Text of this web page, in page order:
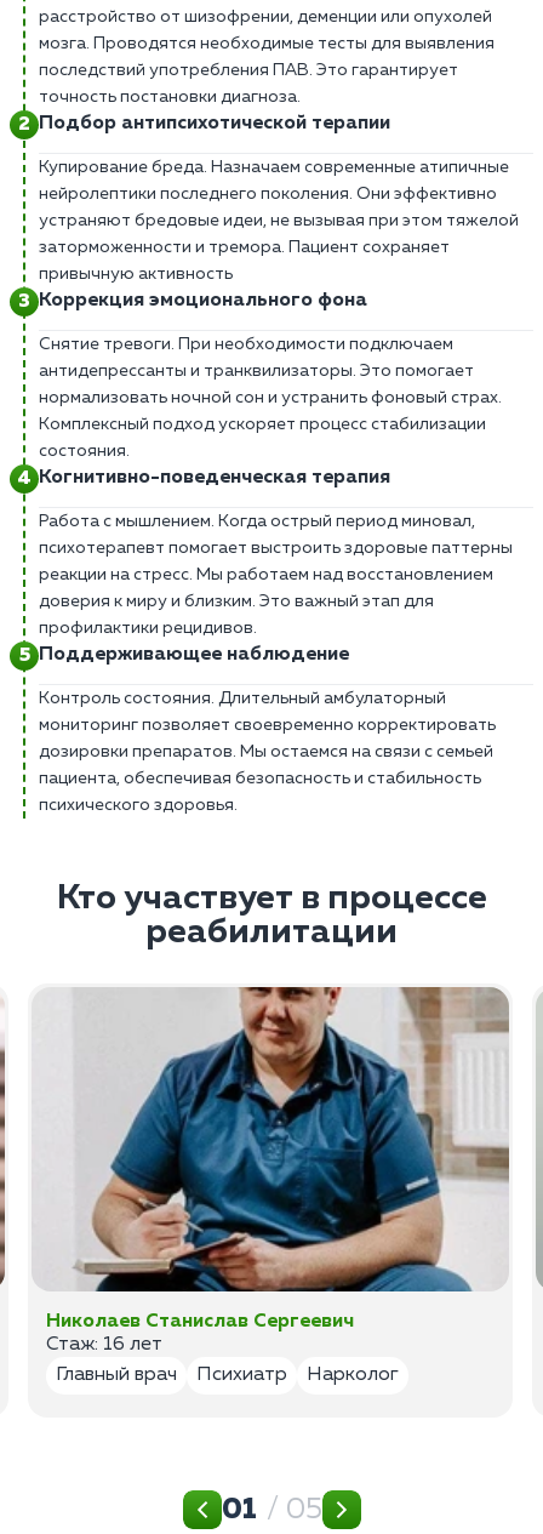
расстройство от шизофрении, деменции или опухолей
мозга. Проводятся необходимые тесты для выявления
последствий употребления ПАВ. Это гарантирует
точность постановки диагноза.
Подбор антипсихотической терапии
Купирование бреда. Назначаем современные атипичные
нейролептики последнего поколения. Они эффективно
устраняют бредовые идеи, не вызывая при этом тяжелой
заторможенности и тремора. Пациент сохраняет
привычную активность
Коррекция эмоционального фона
Снятие тревоги. При необходимости подключаем
антидепрессанты и транквилизаторы. Это помогает
нормализовать ночной сон и устранить фоновый страх.
Комплексный подход ускоряет процесс стабилизации
состояния.
Когнитивно-поведенческая терапия
Работа с мышлением. Когда острый период миновал,
психотерапевт помогает выстроить здоровые паттерны
реакции на стресс. Мы работаем над восстановлением
доверия к миру и близким. Это важный этап для
профилактики рецидивов.
Поддерживающее наблюдение
Контроль состояния. Длительный амбулаторный
мониторинг позволяет своевременно корректировать
дозировки препаратов. Мы остаемся на связи с семьей
пациента, обеспечивая безопасность и стабильность
психического здоровья.
Кто участвует в процессе
реабилитации
Николаев Станислав Сергеевич
Стаж: 16 лет
Главный врач
Психиатр Нарколог
01 / 05